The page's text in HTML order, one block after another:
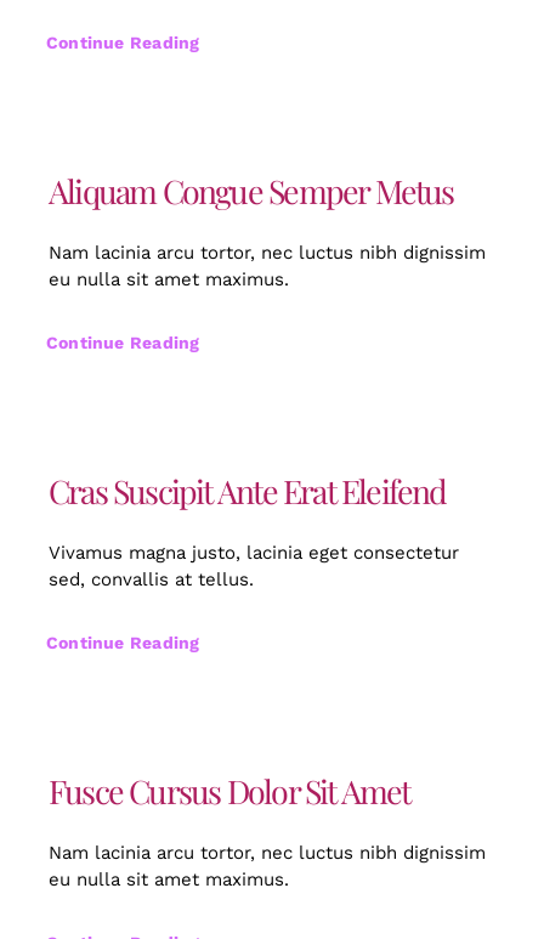
Continue Reading
Aliquam Congue Semper Metus
Nam lacinia arcu tortor, nec luctus nibh dignissim
eu nulla sit amet maximus.
Continue Reading
Cras Suscipit Ante Erat Eleifend
Vivamus magna justo, lacinia eget consectetur
sed, convallis at tellus.
Continue Reading
Fusce Cursus Dolor Sit Amet
Nam lacinia arcu tortor, nec luctus nibh dignissim
eu nulla sit amet maximus.